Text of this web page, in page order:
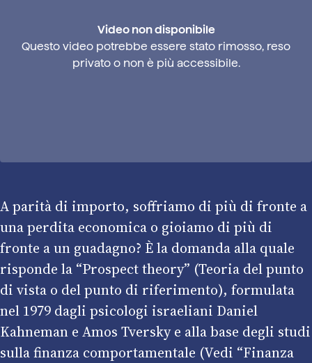
Video non disponibile
Questo video potrebbe essere stato rimosso, reso
privato o non è più accessibile.
A parità di importo, soffriamo di più di fronte a
una perdita economica o gioiamo di più di
fronte a un guadagno? È la domanda alla quale
risponde la “Prospect theory” (Teoria del punto
di vista o del punto di riferimento), formulata
nel 1979 dagli psicologi israeliani Daniel
Kahneman e Amos Tversky e alla base degli studi
sulla finanza comportamentale (Vedi “Finanza